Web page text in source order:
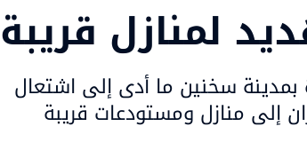
لمنازل قريبة
سخنين ما أدى إلى اشتعال
إلى منازل ومستودعات قريبة